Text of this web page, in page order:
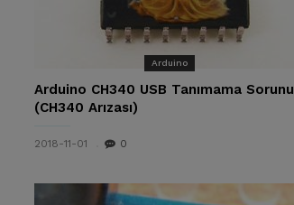
Arduino
Arduino CH340 USB Tanımama Sorunu
(CH340 Arızası)
2018-11-01 0